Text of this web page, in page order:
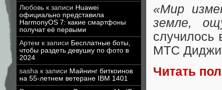
Любовь к записи Huawei
официально представила
HarmonyOS 7: какие смартфоны
получат её первыми
Артем к записи Бесплатные боты,
чтобы раздеть девушку по фото в
2024
sasha к записи Майнинг биткоинов
на 55-летнем ветеране IBM 1401
«Мир
земле,
случилось
МТС
Читать